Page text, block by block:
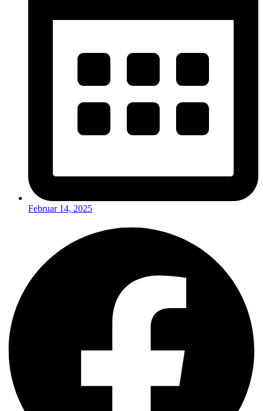
Februar 14, 2025